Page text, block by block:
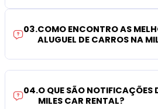
03.COMO ENCONTRO AS
ALUGUEL DE CARROS NA
04.O QUE SÃO NOTIFICAÇÕES
MILES CAR RENTAL?